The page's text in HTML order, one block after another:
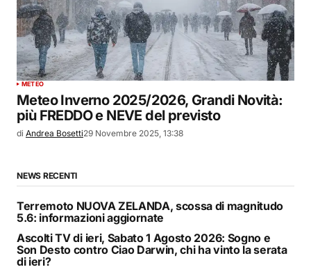
METEO
Meteo Inverno 2025/2026, Grandi Novità:
più FREDDO e NEVE del previsto
di Andrea Bosetti29 Novembre 2025, 13:38
NEWS RECENTI
Terremoto NUOVA ZELANDA, scossa di magnitudo
5.6: informazioni aggiornate
Ascolti TV di ieri, Sabato 1 Agosto 2026: Sogno e
Son Desto contro Ciao Darwin, chi ha vinto la serata
di ieri?